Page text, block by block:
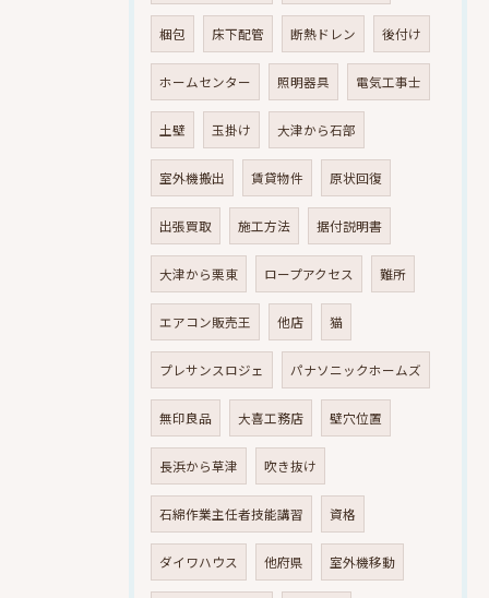
梱包 床下配管 断熱ドレン 後付け
ホームセンター 照明器具 電気工事士
土壁 玉掛け 大津から石部
室外機搬出 賃貸物件 原状回復
出張買取 施工方法 据付説明書
大津から栗東 ロープアクセス 難所
エアコン販売王 他店 猫
プレサンスロジェ パナソニックホームズ
無印良品 大喜工務店 壁穴位置
長浜から草津 吹き抜け
石綿作業主任者技能講習 資格
ダイワハウス 他府県 室外機移動